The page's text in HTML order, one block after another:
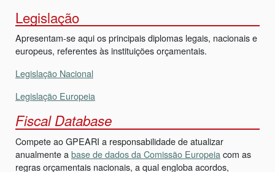
Legislação
Apresentam-se aqui os principais diplomas legais, nacionais e
europeus, referentes às instituições orçamentais.
Legislação Nacional
Legislação Europeia
Fiscal Database
Compete ao GPEARI a responsabilidade de atualizar
anualmente abase de dados da Comissão Europeia com as
regras orçamentais nacionais, a qual engloba acordos,